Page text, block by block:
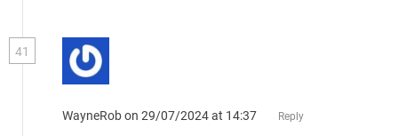
41
WayneRobon 29/07/2024 at 14:37 Reply